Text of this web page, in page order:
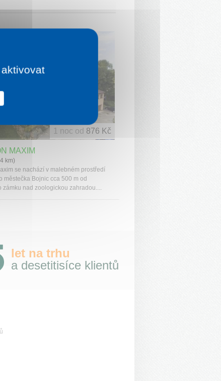
MAXIM
km)
se nachází v malebném prostředí
městečka Bojnic cca 500 m od
zámku nad zoologickou zahradou....
1 noc od 876 Kč
let na trhu
a desetitisíce klientů